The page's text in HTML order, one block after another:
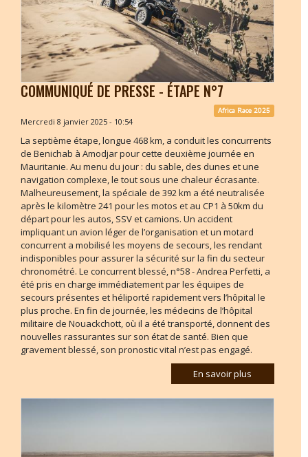
COMMUNIQUÉ DE PRESSE - ÉTAPE N°7
Africa Race 2025
Mercredi 8 janvier 2025 - 10:54
La septième étape, longue 468 km, a conduit les concurrents
de Benichab à Amodjar pour cette deuxième journée en
Mauritanie. Au menu du jour : du sable, des dunes et une
navigation complexe, le tout sous une chaleur écrasante.
Malheureusement, la spéciale de 392 km a été neutralisée
après le kilomètre 241 pour les motos et au CP1 à 50km du
départ pour les autos, SSV et camions. Un accident
impliquant un avion léger de l’organisation et un motard
concurrent a mobilisé les moyens de secours, les rendant
indisponibles pour assurer la sécurité sur la fin du secteur
chronométré. Le concurrent blessé, n°58 - Andrea Perfetti, a
été pris en charge immédiatement par les équipes de
secours présentes et héliporté rapidement vers l’hôpital le
plus proche. En fin de journée, les médecins de l’hôpital
militaire de Nouackchott, où il a été transporté, donnent des
nouvelles rassurantes sur son état de santé. Bien que
gravement blessé, son pronostic vital n’est pas engagé.
En savoir plus